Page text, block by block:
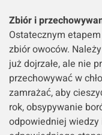
Zbiór i
Ostatecznym
zbiór owoców.
już dojrzałe, ale nie
przechowywać w
zamrażać, aby
rok, obsypywanie
odpowiedniej